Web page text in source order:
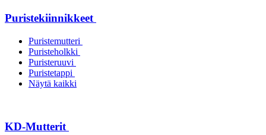
Puristekiinnikkeet
Puristemutteri
Puristeholkki
Puristeruuvi
Puristetappi
Näytä kaikki
KD-Mutterit